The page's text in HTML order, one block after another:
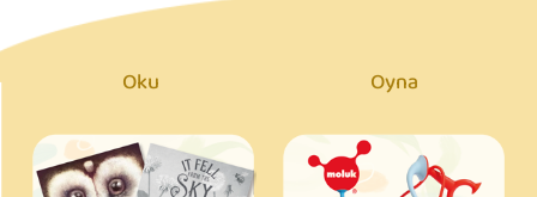
Oku Oyna